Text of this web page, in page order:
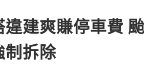
建爽賺停車費 颱
制拆除